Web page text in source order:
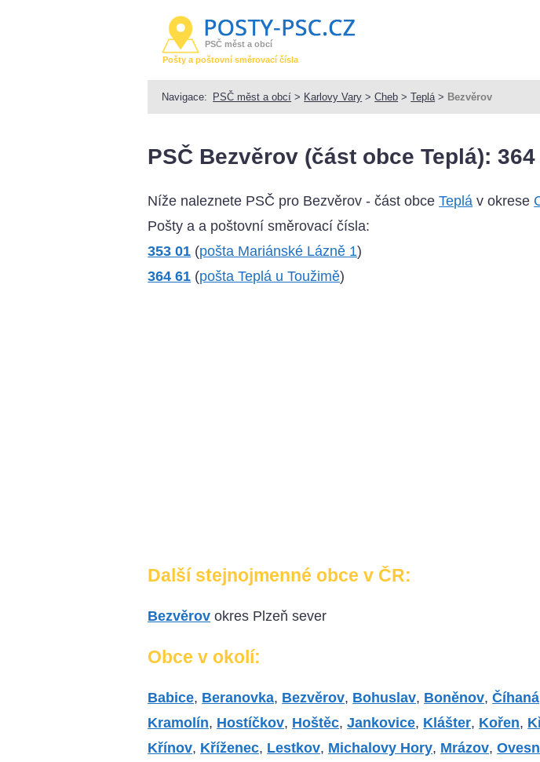
PSČ měst a obcí
Pošty a poštovní směrovací čísla
Navigace: PSČ měst a obcí > Karlovy Vary >Cheb >Teplá > Bezvěrov
PSČ Bezvěrov (část obce Teplá): 364
Níže naleznete PSČ pro Bezvěrov - část obceTeplá v okrese
Pošty a a poštovní směrovací čísla:
353 01 (pošta Mariánské Lázně 1)
364 61 (pošta Teplá u Toužimě)
Další stejnojmenné obce v ČR:
Bezvěrov okres Plzeň sever
Obce v okolí:
Babice, Beranovka, Bezvěrov, Bohuslav, Boněnov,Číhaná
Kramolín, Hostíčkov, Hoštěc,Jankovice, Klášter, Kořen,
Křínov, Kříženec, Lestkov, Michalovy Hory, Mrázov,